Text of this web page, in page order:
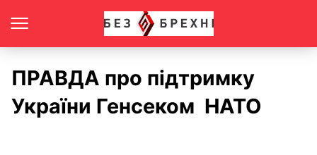
ПРАВДА про підтримку
України Генсеком НАТО